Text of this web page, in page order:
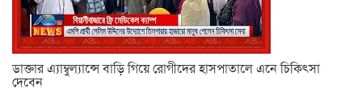
ডাক্তার এ্যাম্বুল্যান্সে বাড়ি গিয়ে রোগীদের হাসপাতালে এনে চিকিৎসা
দেবেন